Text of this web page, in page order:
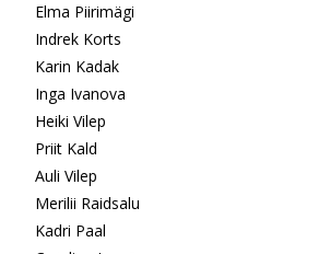
Elma Piirimägi
Indrek Korts
Karin Kadak
Inga Ivanova
Heiki Vilep
Priit Kald
Auli Vilep
Merilii Raidsalu
Kadri Paal